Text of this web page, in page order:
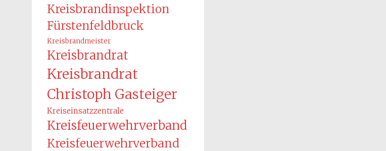
Kreisbrandinspektion
Fürstenfeldbruck
Kreisbrandmeister
Kreisbrandrat
Kreisbrandrat
Christoph Gasteiger
Kreiseinsatzzentrale
Kreisfeuerwehrverband
Kreisfeuerwehrverband